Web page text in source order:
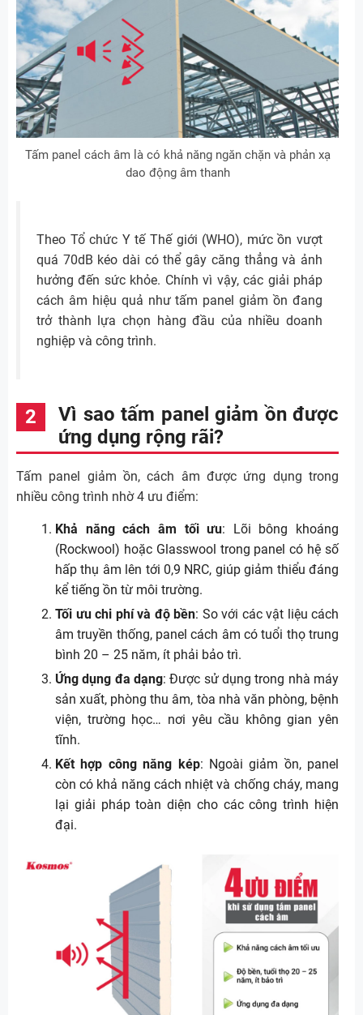
Tấm panel cách âm là có khả năng ngăn chặn và phản xạ
dao động âm thanh
Theo Tổ chức Y tế Thế giới (WHO), mức ồn vượt
quá 70dB kéo dài có thể gây căng thẳng và ảnh
hưởng đến sức khỏe. Chính vì vậy, các giải pháp
cách âm hiệu quả như tấm panel giảm ồn đang
trở thành lựa chọn hàng đầu của nhiều doanh
nghiệp và công trình.
Vì sao tấm panel giảm ồn được
ứng dụng rộng rãi?
Tấm panel giảm ồn, cách âm được ứng dụng trong
nhiều công trình nhờ 4 ưu điểm:
Khả năng cách âm tối ưu: Lõi bông khoáng
(Rockwool) hoặc Glasswool trong panel có hệ số
hấp thụ âm lên tới 0,9 NRC, giúp giảm thiểu đáng
kể tiếng ồn từ môi trường.
Tối ưu chi phí và độ bền: So với các vật liệu cách
âm truyền thống, panel cách âm có tuổi thọ trung
bình 20 – 25 năm, ít phải bảo trì.
Ứng dụng đa dạng: Được sử dụng trong nhà máy
sản xuất, phòng thu âm, tòa nhà văn phòng, bệnh
viện, trường học… nơi yêu cầu không gian yên
tĩnh.
Kết hợp công năng kép: Ngoài giảm ồn, panel
còn có khả năng cách nhiệt và chống cháy, mang
lại giải pháp toàn diện cho các công trình hiện
đại.